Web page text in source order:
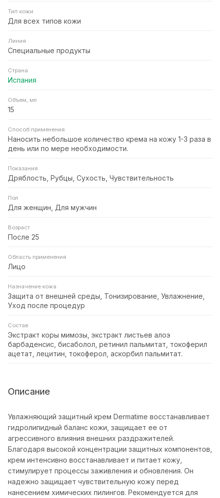
Тип кожи
Для всех типов кожи
Линия
Специальные продукты
Страна
Испания
Объем, мл
15
Способ применения
Наносить небольшое количество крема на кожу 1-3 раза в
день или по мере необходимости.
Показания
Дряблость, Рубцы, Сухость, Чувствительность
Пол
Для женщин, Для мужчин
Возраст
После 25
Область применения
Лицо
Назначение кожа
Защита от внешней среды, Тонизирование, Увлажнение,
Уход после процедур
Состав
Экстракт коры мимозы, экстракт листьев алоэ
барбаденсис, бисаболол, ретинил пальмитат, токоферил
ацетат, лецитин, токоферол, аскорбил пальмитат.
Описание
Увлажняющий защитный крем Dermatime восстанавливает
гидролипидный баланс кожи, защищает ее от
агрессивного влияния внешних раздражителей.
Благодаря высокой концентрации защитных компонентов,
крем интенсивно восстанавливает и питает кожу,
стимулирует процессы заживления и обновления. Он
надежно защищает чувствительную кожу перед
нанесением химических пилингов. Рекомендуется для